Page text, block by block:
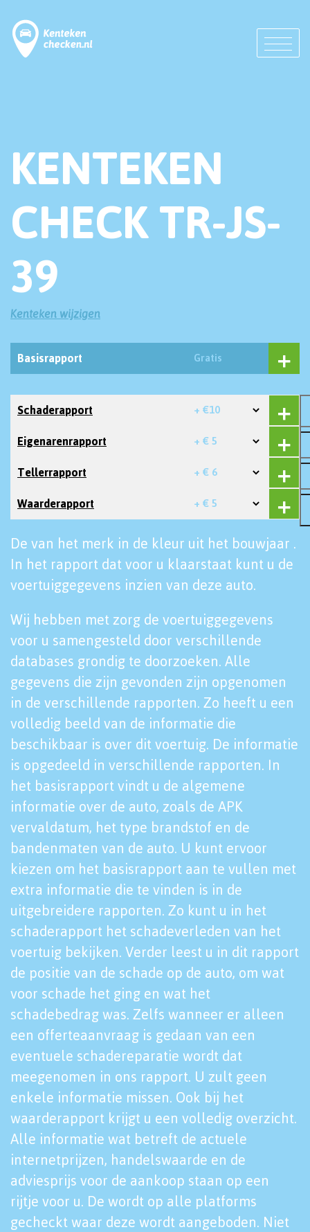
KENTEKEN
CHECK TR-JS-
39
Kenteken wijzigen
Basisrapport Gratis
Schaderapport + €10
Eigenarenrapport + € 5
Tellerrapport + € 6
Waarderapport + € 5
De van het merk in de kleur uit het bouwjaar .
In het rapport dat voor u klaarstaat kunt u de
voertuiggegevens inzien van deze auto.
Wij hebben met zorg de voertuiggegevens
voor u samengesteld door verschillende
databases grondig te doorzoeken. Alle
gegevens die zijn gevonden zijn opgenomen
in de verschillende rapporten. Zo heeft u een
volledig beeld van de informatie die
beschikbaar is over dit voertuig. De informatie
is opgedeeld in verschillende rapporten. In
het basisrapport vindt u de algemene
informatie over de auto, zoals de APK
vervaldatum, het type brandstof en de
bandenmaten van de auto. U kunt ervoor
kiezen om het basisrapport aan te vullen met
extra informatie die te vinden is in de
uitgebreidere rapporten. Zo kunt u in het
schaderapport het schadeverleden van het
voertuig bekijken. Verder leest u in dit rapport
de positie van de schade op de auto, om wat
voor schade het ging en wat het
schadebedrag was. Zelfs wanneer er alleen
een offerteaanvraag is gedaan van een
eventuele schadereparatie wordt dat
meegenomen in ons rapport. U zult geen
enkele informatie missen. Ook bij het
waarderapport krijgt u een volledig overzicht.
Alle informatie wat betreft de actuele
internetprijzen, handelswaarde en de
adviesprijs voor de aankoop staan op een
rijtje voor u. De wordt op alle platforms
gecheckt waar deze wordt aangeboden. Niet